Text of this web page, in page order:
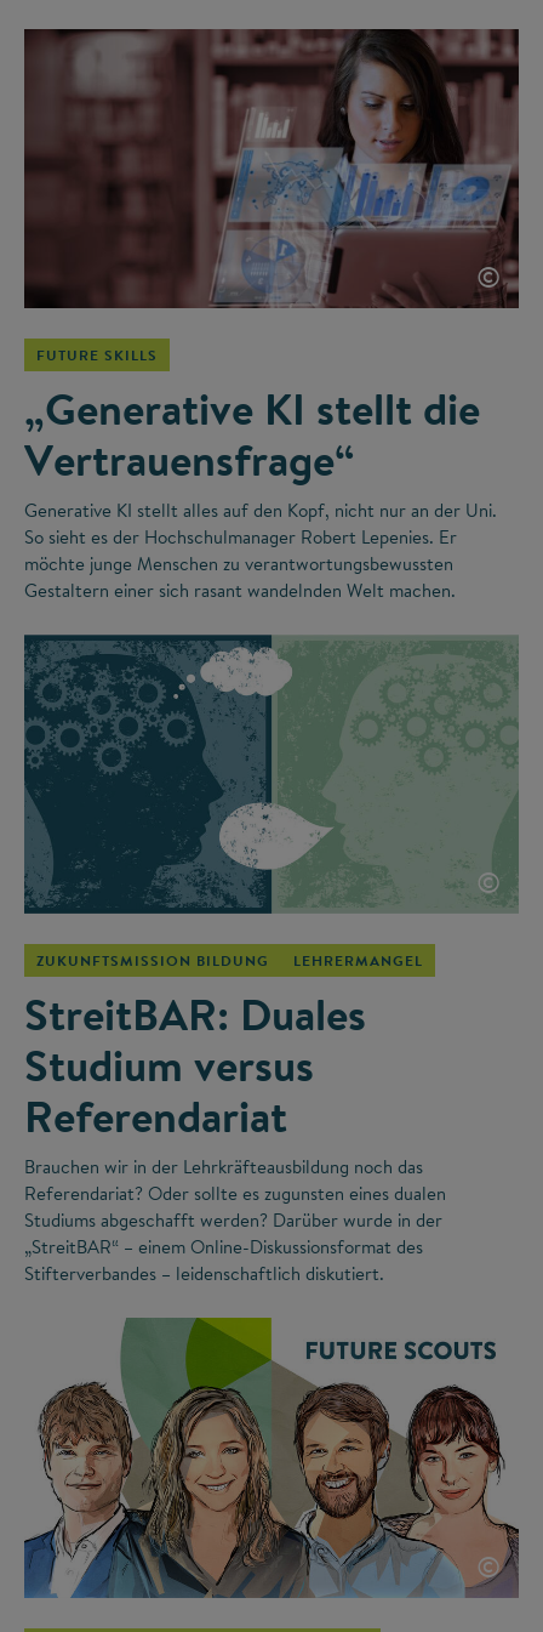
©
FUTURE SKILLS
„Generative KI stellt die
Vertrauensfrage“
Generative KI stellt alles auf den Kopf, nicht nur an der Uni.
So sieht es der Hochschulmanager Robert Lepenies. Er
möchte junge Menschen zu verantwortungsbewussten
Gestaltern einer sich rasant wandelnden Welt machen.
©
ZUKUNFTSMISSION BILDUNG LEHRERMANGEL
StreitBAR: Duales
Studium versus
Referendariat
Brauchen wir in der Lehrkräfteausbildung noch das
Referendariat? Oder sollte es zugunsten eines dualen
Studiums abgeschafft werden? Darüber wurde in der
„StreitBAR“ – einem Online-Diskussionsformat des
Stifterverbandes – leidenschaftlich diskutiert.
©